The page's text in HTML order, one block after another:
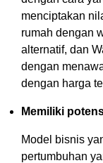
menciptakan
rumah dengan
alternatif, dan
dengan
dengan harga
Memiliki
Model bisnis
pertumbuhan